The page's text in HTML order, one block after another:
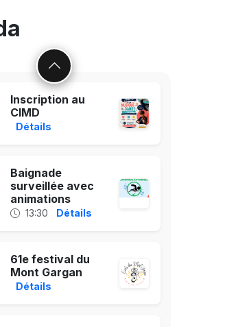
sinistrés des incendies
de Gironde et des landes
Inscription au
CIMD
Détails
Baignade
surveillée avec
animations
13:30 Détails
61e festival du
Mont Gargan
Détails